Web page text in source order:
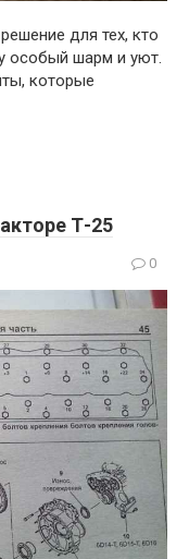
для тех, кто
особый шарм и уют.
которые
Т-25
0